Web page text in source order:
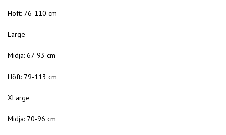
Höft: 76-110 cm
Large
Midja: 67-93 cm
Höft: 79-113 cm
XLarge
Midja: 70-96 cm